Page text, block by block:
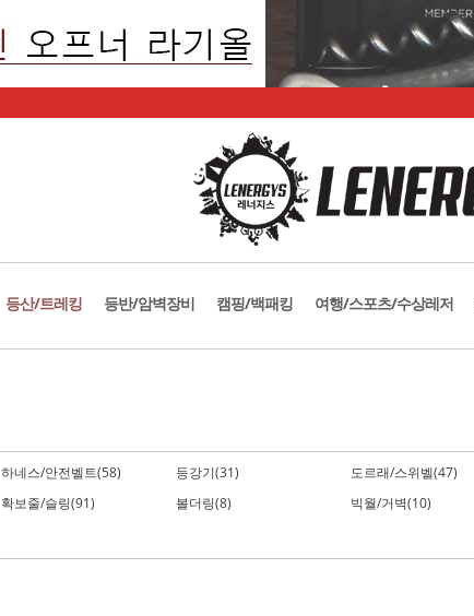
등산/트레킹 등반/암벽장비 캠핑/백패킹 여행/스포츠/수상레저
하네스/안전벨트(58) 등강기(31) 도르래/스위벨(47)
확보줄/슬링(91) 볼더링(8) 빅월/거벽(10)